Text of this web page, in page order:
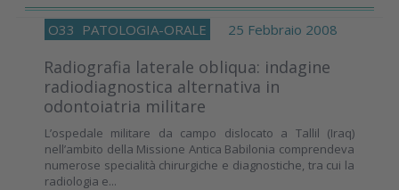
O33 PATOLOGIA-ORALE 25 Febbraio 2008
Radiografia laterale obliqua: indagine
radiodiagnostica alternativa in
odontoiatria militare
L’ospedale militare da campo dislocato a Tallil (Iraq)
nell’ambito della Missione Antica Babilonia comprendeva
numerose specialità chirurgiche e diagnostiche, tra cui la
radiologia e...